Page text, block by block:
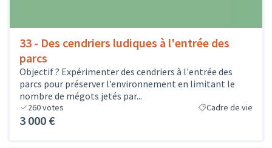
33 - Des cendriers ludiques à l'entrée des
parcs
Objectif ? Expérimenter des cendriers à l'entrée des
parcs pour préserver l’environnement en limitant le
nombre de mégots jetés par...
260votes Cadre de vie
3 000 €